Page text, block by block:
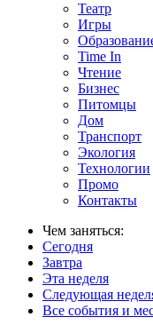
Театр
Игры
Time In
Чтение
Бизнес
Питомцы
Дом
Транспорт
Экология
Технологии
Промо
Контакты
Чем заняться:
Сегодня
Завтра
Эта неделя
Следующая
Все события и